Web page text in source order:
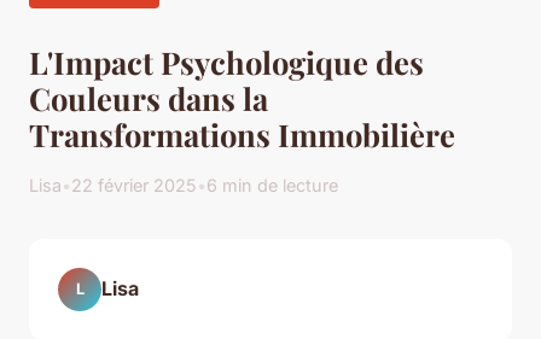
L'Impact Psychologique des
Couleurs dans la
Transformations Immobilière
Lisa•22 février 2025•6 min de lecture
L Lisa